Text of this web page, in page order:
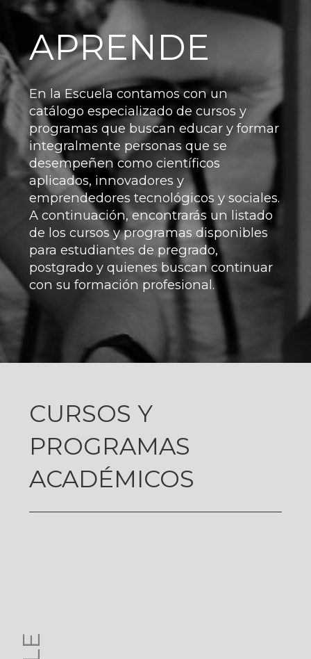
APRENDE
En la Escuela contamos con un
catálogo especializado de cursos y
programas que buscan educar y formar
integralmente personas que se
desempeñen como científicos
aplicados, innovadores y
emprendedores tecnológicos y sociales.
A continuación, encontrarás un listado
de los cursos y programas disponibles
para estudiantes de pregrado,
postgrado y quienes buscan continuar
con su formación profesional.
CURSOS Y
PROGRAMAS
ACADÉMICOS